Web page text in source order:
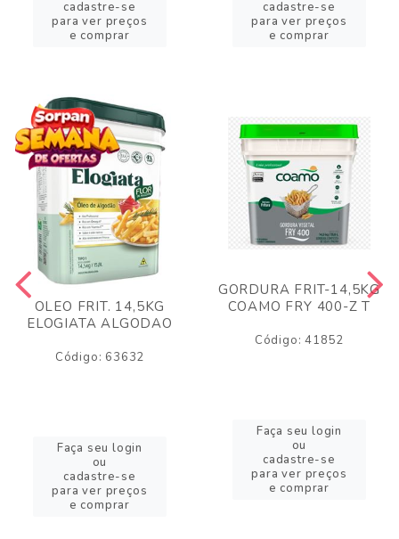
cadastre-se
para ver preços
e comprar
cadastre-se
para ver preços
e comprar
OLEO FRIT. 14,5KG
ELOGIATA ALGODAO
Código: 63632
Faça seu login
ou
cadastre-se
para ver preços
e comprar
GORDURA FRIT-14,5KG
COAMO FRY 400-Z T
Código: 41852
Faça seu login
ou
cadastre-se
para ver preços
e comprar